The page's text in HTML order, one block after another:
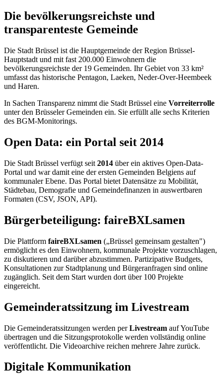
Die bevölkerungsreichste und
transparenteste Gemeinde
Die Stadt Brüssel ist die Hauptgemeinde der Region Brüssel-
Hauptstadt und mit fast 200.000 Einwohnern die
bevölkerungsreichste der 19 Gemeinden. Ihr Gebiet von 33 km²
umfasst das historische Pentagon, Laeken, Neder-Over-Heembeek
und Haren.
In Sachen Transparenz nimmt die Stadt Brüssel eine Vorreiterrolle
unter den Brüsseler Gemeinden ein. Sie erfüllt alle sechs Kriterien
des BGM-Monitorings.
Open Data: ein Portal seit 2014
Die Stadt Brüssel verfügt seit 2014 über ein aktives Open-Data-
Portal und war damit eine der ersten Gemeinden Belgiens auf
kommunaler Ebene. Das Portal bietet Datensätze zu Mobilität,
Städtebau, Demografie und Gemeindefinanzen in auswertbaren
Formaten (CSV, JSON, API).
Bürgerbeteiligung: faireBXLsamen
Die Plattform faireBXLsamen („Brüssel gemeinsam gestalten")
ermöglicht es den Einwohnern, kommunale Projekte vorzuschlagen,
zu diskutieren und darüber abzustimmen. Partizipative Budgets,
Konsultationen zur Stadtplanung und Bürgeranfragen sind online
zugänglich. Seit dem Start wurden dort über 100 Projekte
eingereicht.
Gemeinderatssitzung im Livestream
Die Gemeinderatssitzungen werden perLivestream auf YouTube
übertragen und die Sitzungsprotokolle werden vollständig online
veröffentlicht. Die Videoarchive reichen mehrere Jahre zurück.
Digitale Kommunikation